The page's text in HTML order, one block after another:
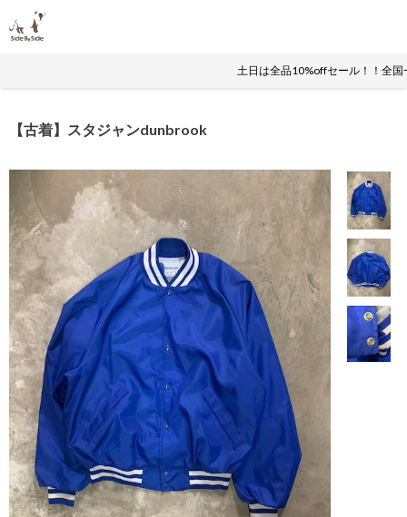
土日は全品10%offセール！！全
【古着】スタジャンdunbrook